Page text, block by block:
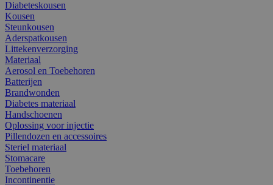
Diabeteskousen
Kousen
Steunkousen
Aderspatkousen
Littekenverzorging
Materiaal
Aerosol en Toebehoren
Batterijen
Brandwonden
Diabetes materiaal
Handschoenen
Oplossing voor injectie
Pillendozen en accessoires
Steriel materiaal
Stomacare
Toebehoren
Incontinentie